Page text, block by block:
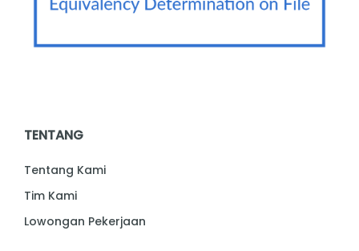
TENTANG
Tentang Kami
Tim Kami
Lowongan Pekerjaan